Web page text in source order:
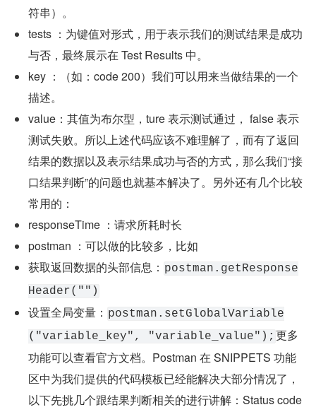
符串）。
tests ：为键值对形式，用于表示我们的测试结果是成功
与否，最终展示在 Test Results 中。
key ：（如：code 200）我们可以用来当做结果的一个
描述。
value：其值为布尔型，ture 表示测试通过， false 表示
测试失败。所以上述代码应该不难理解了，而有了返回
结果的数据以及表示结果成功与否的方式，那么我们“接
口结果判断”的问题也就基本解决了。另外还有几个比较
常用的：
responseTime ：请求所耗时长
postman ：可以做的比较多，比如
获取返回数据的头部信息： postman.getResponse
Header("")
设置全局变量： postman.setGlobalVariable
("variable_key", "variable_value"); 更多
功能可以查看官方文档。Postman 在 SNIPPETS 功能
区中为我们提供的代码模板已经能解决大部分情况了，
以下先挑几个跟结果判断相关的进行讲解：Status code